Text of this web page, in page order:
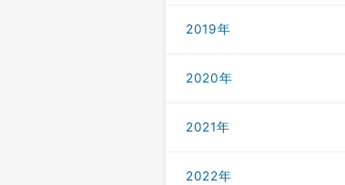
2019年
2020年
2021年
2022年